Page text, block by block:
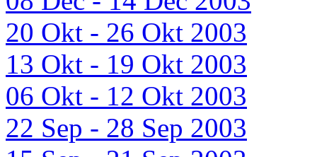
20 Okt - 26 Okt 2003
13 Okt - 19 Okt 2003
06 Okt - 12 Okt 2003
22 Sep - 28 Sep 2003